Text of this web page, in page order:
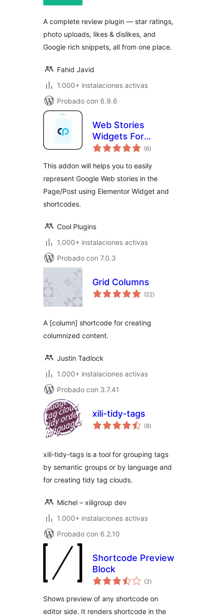
A complete review plugin — star ratings,
photo uploads, likes & dislikes, and
Google rich snippets, all from one place.
Fahid Javid
1.000+ instalaciones activas
Probado con 6.9.6
Web Stories
Widgets For
Elementor
(6total
de
)
This addon will helps you to easily
represent Google Web stories in the
Page/Post using Elementor Widget and
shortcodes.
Cool Plugins
1.000+ instalaciones activas
Probado con 7.0.3
Grid Columns
(22total
de
)
A [column] shortcode for creating
columnized content.
Justin Tadlock
1.000+ instalaciones activas
Probado con 3.7.41
xili-tidy-tags
(8total
de
)
xili-tidy-tags is a tool for grouping tags
by semantic groups or by language and
for creating tidy tag clouds.
Michel – xiligroup dev
1.000+ instalaciones activas
Probado con 6.2.10
Shortcode Preview
Block
(3total
de
)
Shows preview of any shortcode on
editor side. It renders shortcode in the